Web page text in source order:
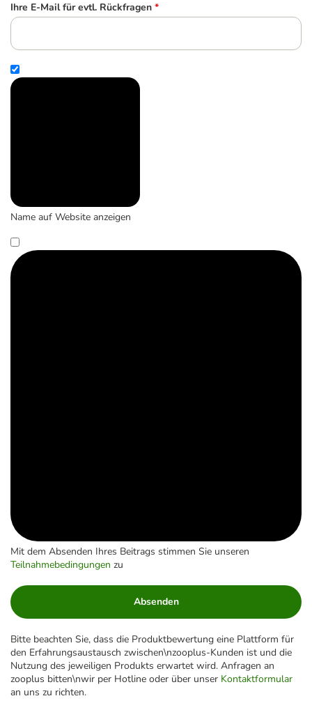
Ihre E-Mail für evtl. Rückfragen *
Name auf Website anzeigen
Mit dem Absenden Ihres Beitrags stimmen Sie unseren
Teilnahmebedingungen zu
Absenden
Bitte beachten Sie, dass die Produktbewertung eine Plattform für
den Erfahrungsaustausch zwischen\nzooplus-Kunden ist und die
Nutzung des jeweiligen Produkts erwartet wird. Anfragen an
zooplus bitten\nwir per Hotline oder über unser Kontaktformular
an uns zu richten.